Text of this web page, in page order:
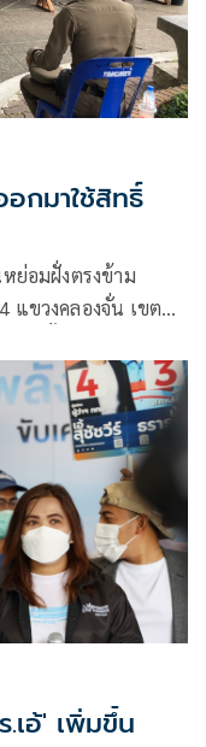
กมาใช้สิทธิ์
ย่อมฝั่งตรงข้าม
แขวงคลองจั่น เขต
มหานคร หรือ ส.ก.
เอ้' เพิ่มขึ้น